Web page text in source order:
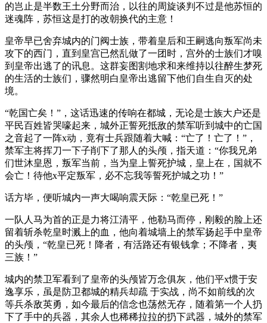
的岂止是半数王土分野而治，以往的周旋谈判不过是他苏恒的
迷魂阵，苏恒这是打的改朝换代的主意！
皇帝早已舍弃城内的门阀士族，带着皇后和王嗣逃向叛军尚未
攻下的西门，直到皇宫已然乱做了一团时，宫外的士族们才嗅
到皇帝出逃了的讯息。这群妄图割地求和来维持以往醉生梦死
的生活的士族们，骤然明白皇帝出逃留下他们自生自灭的处
境。
“乾国亡矣！”，这话迅速的传响在都城，无论是士族大户还是
平民百姓皆哭嚎起来，城外正誓死抵敌的禁军听到城中的亡国
之音起了一阵x动，竟有士兵跟随着大喊：“亡了！亡了！”，
禁军主将挥刀一下子削下了那人的头颅，指天道：“你我兄弟
们世沐皇恩，叛军当前，当为皇上誓死护城，皇上在，国就不
会亡！待他x平定叛军，必不忘我等誓死护城之功！”
话方毕，便听城内一声大喝响震天际：“乾皇已死！”
一队人马为首的正是力将江清平，他勒马而停，刚毅的脸上还
留着斩杀乾皇时溅上的血，他向着城墙上的禁军扬起手中皇帝
的头颅，“乾皇已死！降者，有活路还有银钱拿；不降者，夷
三族！”
城内的禁卫军看到了皇帝的头颅皆万念俱灰，他们平x惯于安
逸享乐，虽是防卫都城的精兵却疏 于实战，尚不如前线的次
等兵杀敌英勇，如今最后的信念也荡然无存，随着第一个人扔
下了手中的兵器，其余人也稀稀拉拉的扔下武器，城外的禁军